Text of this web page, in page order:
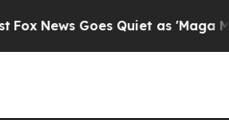
Goes Quiet as 'Maga Media